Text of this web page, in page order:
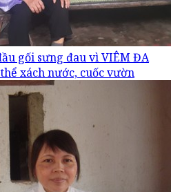
gối sưng đau vì VIÊM ĐA
xách nước, cuốc vườn